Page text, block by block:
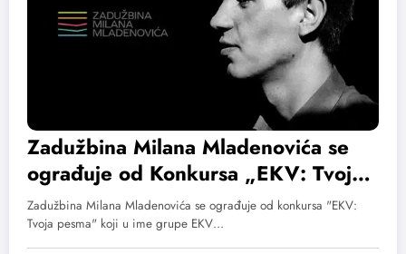
Zadužbina Milana Mladenovića se
ograđuje od Konkursa „EKV: Tvoja
pesma“
Zadužbina Milana Mladenovića se ograđuje od konkursa "EKV:
Tvoja pesma" koji u ime grupe EKV…